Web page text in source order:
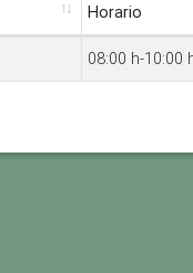
Horario
08:00 h-10:00